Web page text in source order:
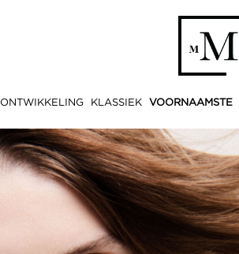
ONTWIKKELING KLASSIEK VOORNAAMSTE